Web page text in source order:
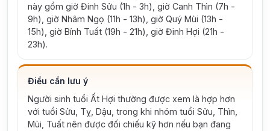
này gồm giờ Đinh Sửu (1h - 3h), giờ Canh Thìn (7h -
9h), giờ Nhâm Ngọ (11h - 13h), giờ Quý Mùi (13h -
15h), giờ Bính Tuất (19h - 21h), giờ Đinh Hợi (21h -
23h).
Điều cần lưu ý
Người sinh tuổi Ất Hợi thường được xem là hợp hơn
với tuổi Sửu, Tỵ, Dậu, trong khi nhóm tuổi Sửu, Thìn,
Mùi, Tuất nên được đối chiếu kỹ hơn nếu bạn đang